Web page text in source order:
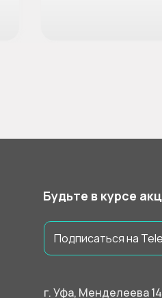
Будьте в курсе
г. Уфа, Менделеева
Подписаться на